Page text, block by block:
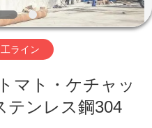
ライン
マト・ケチャッ
テンレス鋼304